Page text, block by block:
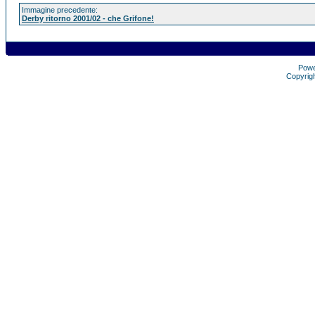
Immagine precedente:
Derby ritorno 2001/02 - che Grifone!